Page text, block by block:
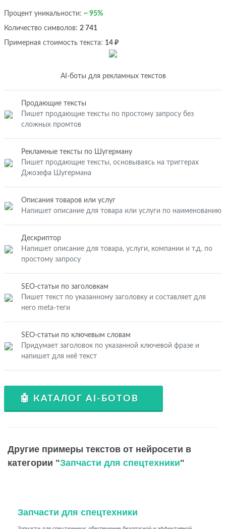
Процент уникальности: ~ 95%
Количество символов: 2 741
Примерная стоимость текста: 14 ₽
AI-боты для рекламных текстов
Продающие тексты
Пишет продающие тексты по простому запросу без
сложных промтов
Рекламные тексты по Шугерману
Пишет продающие тексты, основываясь на триггерах
Джозефа Шугермана
Описания товаров или услуг
Напишет описание для товара или услуги по наименованию
Дескриптор
Напишет описание для товара, услуги, компании и т.д. по
простому запросу
SEO-статьи по заголовкам
Пишет текст по указанному заголовку и составляет для
него meta-теги
SEO-статьи по ключевым словам
Придумает заголовок по указанной ключевой фразе и
напишет для неё текст
🤖 КАТАЛОГ AI-БОТОВ
Другие примеры текстов от нейросети в
категории "Запчасти для спецтехники"
Запчасти для спецтехники